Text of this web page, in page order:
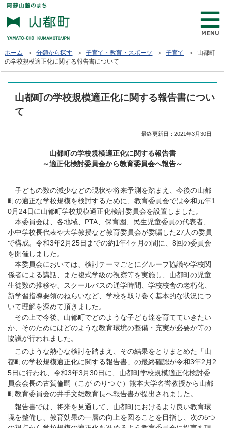
ホーム ＞分類から探す ＞子育て・教育・スポーツ ＞子育て
＞ 山都町
の学校規模適正化に関する報告書について
山都町の学校規模適正化に関する報告書につい
て
最終更新日：2021年3月30日
山都町の学校規模適正化に関する報告書
～適正化検討委員会から教育委員会へ報告～
子どもの数の減少などの現状や将来予測を踏まえ、今後の山都
町の適正な学校規模を検討するために、教育委員会では令和元年1
0月24日に山都町学校規模適正化検討委員会を設置しました。
本委員会は、各地域、PTA、保育園、民生児童委員の代表者、
小中学校長代表や大学教授など教育委員会が委嘱した27人の委員
で構成。令和3年2月25日までの約1年4ヶ月の間に、8回の委員会
を開催しました。
本委員会においては、検討テーマごとにグループ協議や学校関
係者による講話、また複式学級の視察等を実施し、山都町の児童
生徒数の推移や、スクールバスの通学時間、学校校舎の老朽化、
新学習指導要領のねらいなど、学校を取り巻く基本的な状況につ
いて理解を深めて頂きました。
その上で今後、山都町でどのような子ども達を育てていきたい
か、そのためにはどのような教育環境の整備・充実が必要か等の
協議が行われました。
このような熱心な検討を踏まえ、その結果をとりまとめた「山
都町の学校規模適正化に関する報告書」の最終確認が令和3年2月2
5日に行われ、令和3年3月30日に、山都町学校規模適正化検討委
員会会長の古賀倫嗣（こが のりつぐ）熊本大学名誉教授から山都
町教育委員会の井手文雄教育長へ報告書が提出されました。
報告書では、将来を見通して、山都町におけるより良い教育環
境を整備し、教育効果の一層の向上を図ることを目指し、次の5つ